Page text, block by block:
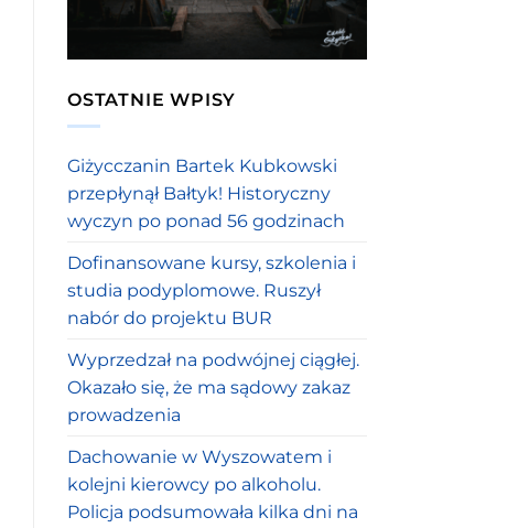
OSTATNIE WPISY
Giżycczanin Bartek Kubkowski
przepłynął Bałtyk! Historyczny
wyczyn po ponad 56 godzinach
Dofinansowane kursy, szkolenia i
studia podyplomowe. Ruszył
nabór do projektu BUR
Wyprzedzał na podwójnej ciągłej.
Okazało się, że ma sądowy zakaz
prowadzenia
Dachowanie w Wyszowatem i
kolejni kierowcy po alkoholu.
Policja podsumowała kilka dni na